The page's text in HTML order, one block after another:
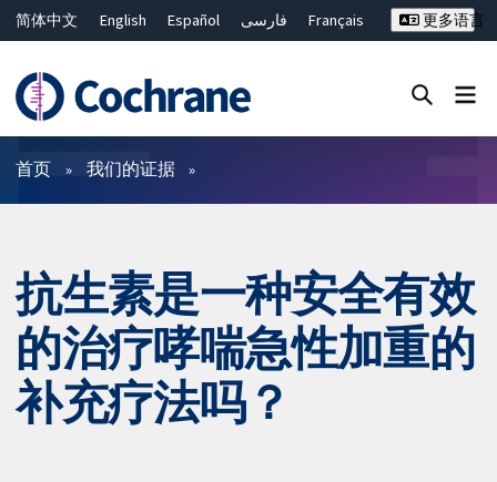
简体中文 English Español فارسی
Français
ไทย
繁體中文
更多语言
过滤
首页 我们的证据
抗生素是一种安全有效
的治疗哮喘急性加重的
补充疗法吗？